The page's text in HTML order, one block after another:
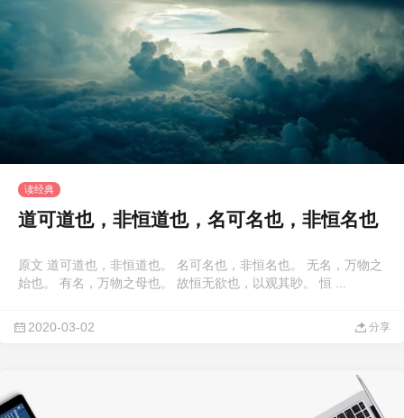
读经典
道可道也，非恒道也，名可名也，非恒名也
原文 道可道也，非恒道也。 名可名也，非恒名也。 无名，万物之
始也。 有名，万物之母也。 故恒无欲也，以观其眇。 恒 ...
2020-03-02 分享